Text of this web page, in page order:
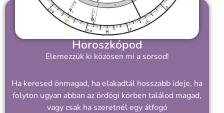
Horoszkópod
Elemezzük ki közösen mi a sorsod!
Ha keresed önmagad, ha elakadtál hosszabb ideje, ha
folyton ugyan abban az ördögi körben találod magad,
vagy csak ha szeretnél egy átfogó